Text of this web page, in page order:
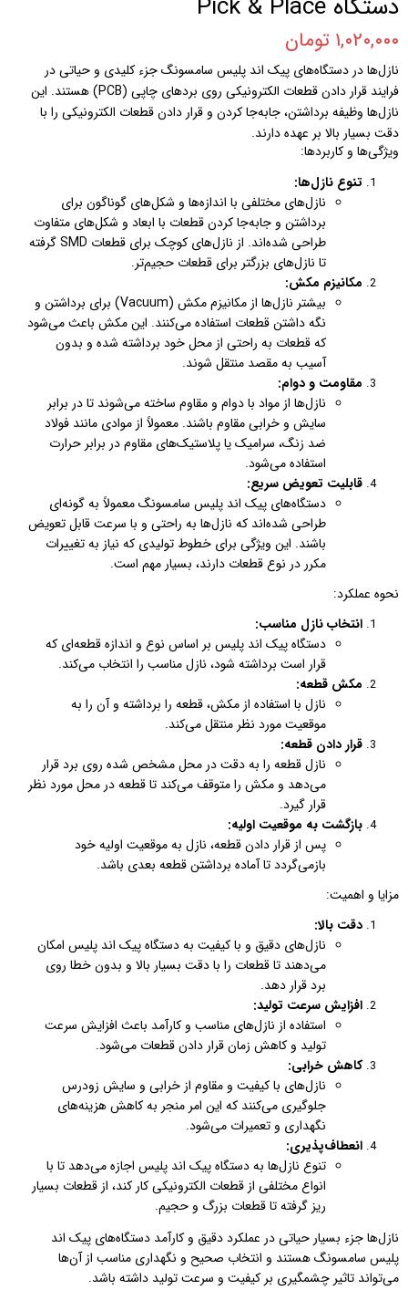
۱,۰۲۰,۰۰۰ تومان
نازل‌ها در دستگاه‌های پیک اند پلیس سامسونگ جزء کلیدی و حیاتی در
فرایند قرار دادن قطعات الکترونیکی روی برد‌های چاپی (PCB) هستند. این
نازل‌ها وظیفه برداشتن، جابه‌جا کردن و قرار دادن قطعات الکترونیکی را با
دقت بسیار بالا بر عهده دارند.
ویژگی‌ها و کاربردها:
تنوع نازل‌ها:
نازل‌های مختلفی با اندازه‌ها و شکل‌های گوناگون برای
برداشتن و جابه‌جا کردن قطعات با ابعاد و شکل‌های متفاوت
طراحی شده‌اند. از نازل‌های کوچک برای قطعات SMD گرفته
تا نازل‌های بزرگتر برای قطعات حجیم‌تر.
مکانیزم مکش:
بیشتر نازل‌ها از مکانیزم مکش (Vacuum) برای برداشتن و
نگه داشتن قطعات استفاده می‌کنند. این مکش باعث می‌شود
که قطعات به راحتی از محل خود برداشته شده و بدون
آسیب به مقصد منتقل شوند.
مقاومت و دوام:
نازل‌ها از مواد با دوام و مقاوم ساخته می‌شوند تا در برابر
سایش و خرابی مقاوم باشند. معمولاً از موادی مانند فولاد
ضد زنگ، سرامیک یا پلاستیک‌های مقاوم در برابر حرارت
استفاده می‌شود.
قابلیت تعویض سریع:
دستگاه‌های پیک اند پلیس سامسونگ معمولاً به گونه‌ای
طراحی شده‌اند که نازل‌ها به راحتی و با سرعت قابل تعویض
باشند. این ویژگی برای خطوط تولیدی که نیاز به تغییرات
مکرر در نوع قطعات دارند، بسیار مهم است.
نحوه عملکرد:
انتخاب نازل مناسب:
دستگاه پیک اند پلیس بر اساس نوع و اندازه قطعه‌ای که
قرار است برداشته شود، نازل مناسب را انتخاب می‌کند.
مکش قطعه:
نازل با استفاده از مکش، قطعه را برداشته و آن را به
موقعیت مورد نظر منتقل می‌کند.
قرار دادن قطعه:
نازل قطعه را به دقت در محل مشخص شده روی برد قرار
می‌دهد و مکش را متوقف می‌کند تا قطعه در محل مورد نظر
قرار گیرد.
بازگشت به موقعیت اولیه:
پس از قرار دادن قطعه، نازل به موقعیت اولیه خود
بازمی‌گردد تا آماده برداشتن قطعه بعدی باشد.
مزایا و اهمیت:
دقت بالا:
نازل‌های دقیق و با کیفیت به دستگاه پیک اند پلیس امکان
می‌دهند تا قطعات را با دقت بسیار بالا و بدون خطا روی
برد قرار دهد.
افزایش سرعت تولید:
استفاده از نازل‌های مناسب و کارآمد باعث افزایش سرعت
تولید و کاهش زمان قرار دادن قطعات می‌شود.
کاهش خرابی:
نازل‌های با کیفیت و مقاوم از خرابی و سایش زودرس
جلوگیری می‌کنند که این امر منجر به کاهش هزینه‌های
نگهداری و تعمیرات می‌شود.
انعطاف‌پذیری:
تنوع نازل‌ها به دستگاه پیک اند پلیس اجازه می‌دهد تا با
انواع مختلفی از قطعات الکترونیکی کار کند، از قطعات بسیار
ریز گرفته تا قطعات بزرگ و حجیم.
نازل‌ها جزء بسیار حیاتی در عملکرد دقیق و کارآمد دستگاه‌های پیک اند
پلیس سامسونگ هستند و انتخاب صحیح و نگهداری مناسب از آن‌ها
می‌تواند تاثیر چشمگیری بر کیفیت و سرعت تولید داشته باشد.